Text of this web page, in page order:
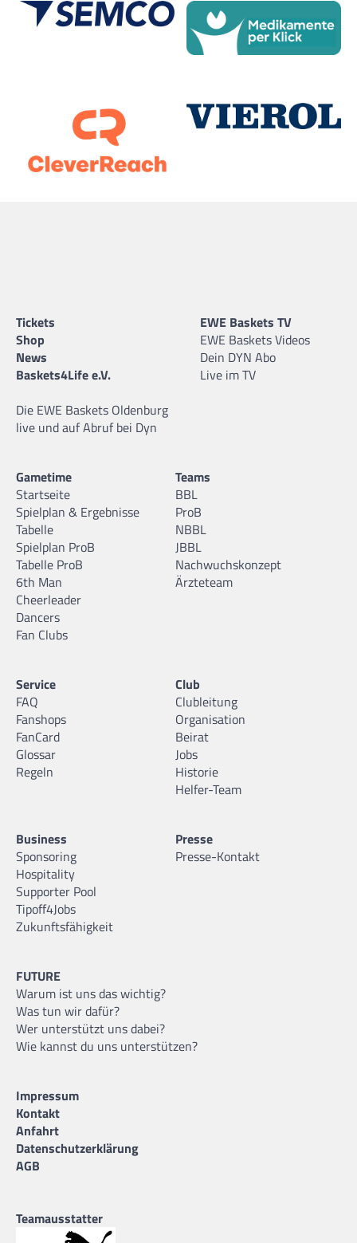
Tickets
Shop
News
Baskets4Life e.V.
Die EWE Baskets Oldenburg
live und auf Abruf bei Dyn
EWE Baskets TV
EWE Baskets Videos
Dein DYN Abo
Live im TV
Gametime
Startseite
Spielplan & Ergebnisse
Tabelle
Spielplan ProB
Tabelle ProB
6th Man
Cheerleader
Dancers
Fan Clubs
Teams
BBL
ProB
NBBL
JBBL
Nachwuchskonzept
Ärzteteam
Service
FAQ
Fanshops
FanCard
Glossar
Regeln
Club
Clubleitung
Organisation
Beirat
Jobs
Historie
Helfer-Team
Business
Sponsoring
Hospitality
Supporter Pool
Tipoff4Jobs
Zukunftsfähigkeit
Presse
Presse-Kontakt
FUTURE
Warum ist uns das wichtig?
Was tun wir dafür?
Wer unterstützt uns dabei?
Wie kannst du uns unterstützen?
Impressum
Kontakt
Anfahrt
Datenschutzerklärung
AGB
Teamausstatter